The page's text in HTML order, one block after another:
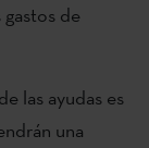
de
las ayudas es
una